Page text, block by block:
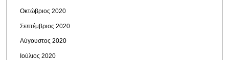
Οκτώβριος 2020
Σεπτέμβριος 2020
Αύγουστος 2020
Ιούλιος 2020